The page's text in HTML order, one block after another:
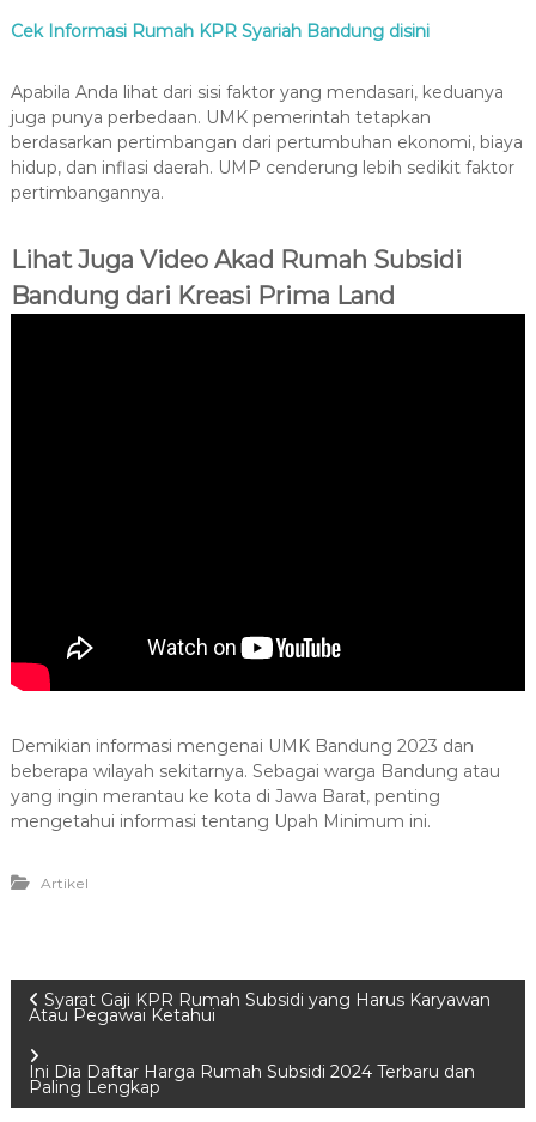
Cek Informasi Rumah KPR Syariah Bandung disini
Apabila Anda lihat dari sisi faktor yang mendasari, keduanya
juga punya perbedaan. UMK pemerintah tetapkan
berdasarkan pertimbangan dari pertumbuhan ekonomi, biaya
hidup, dan inflasi daerah. UMP cenderung lebih sedikit faktor
pertimbangannya.
Lihat Juga Video Akad Rumah Subsidi
Bandung dari Kreasi Prima Land
Demikian informasi mengenai UMK Bandung 2023 dan
beberapa wilayah sekitarnya. Sebagai warga Bandung atau
yang ingin merantau ke kota di Jawa Barat, penting
mengetahui informasi tentang Upah Minimum ini.
Artikel
P
s
Syarat Gaji KPR Rumah Subsidi yang Harus Karyawan
Atau Pegawai Ketahui
Ini Dia Daftar Harga Rumah Subsidi 2024 Terbaru dan
Paling Lengkap